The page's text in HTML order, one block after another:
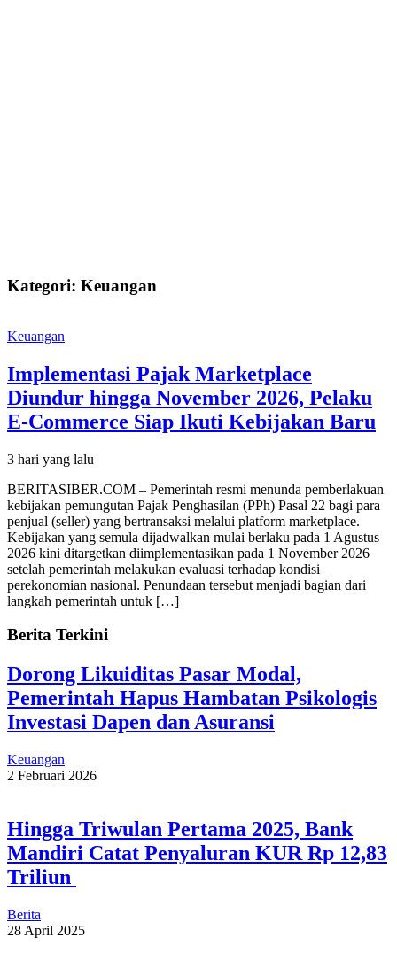
Kategori: Keuangan
Keuangan
Implementasi Pajak Marketplace
Diundur hingga November 2026, Pelaku
E-Commerce Siap Ikuti Kebijakan Baru
3 hari yang lalu
BERITASIBER.COM – Pemerintah resmi menunda pemberlakuan
kebijakan pemungutan Pajak Penghasilan (PPh) Pasal 22 bagi para
penjual (seller) yang bertransaksi melalui platform marketplace.
Kebijakan yang semula dijadwalkan mulai berlaku pada 1 Agustus
2026 kini ditargetkan diimplementasikan pada 1 November 2026
setelah pemerintah melakukan evaluasi terhadap kondisi
perekonomian nasional. Penundaan tersebut menjadi bagian dari
langkah pemerintah untuk […]
Berita Terkini
Dorong Likuiditas Pasar Modal,
Pemerintah Hapus Hambatan Psikologis
Investasi Dapen dan Asuransi
Keuangan
2 Februari 2026
Hingga Triwulan Pertama 2025, Bank
Mandiri Catat Penyaluran KUR Rp 12,83
Triliun
Berita
28 April 2025